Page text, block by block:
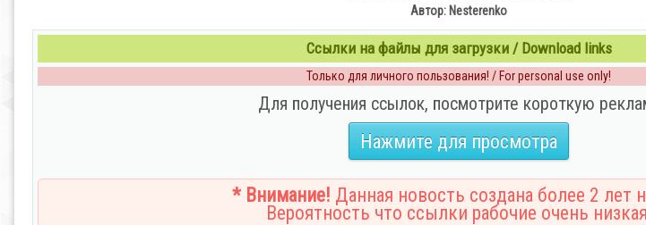
Автор: Nesterenko
Ссылки на файлы для загрузки / Download links
Только для личного пользования! / For personal use only!
Для получения ссылок, посмотрите короткую
Нажмите для просмотра
* Внимание! Данная новость создана более 2 лет
Вероятность что ссылки рабочие очень